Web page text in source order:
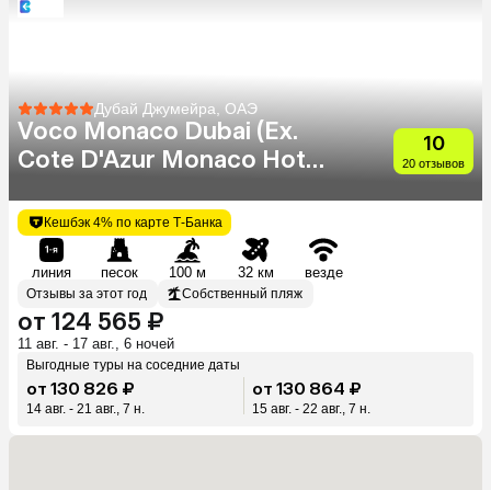
Дубай Джумейра, ОАЭ
Voco Monaco Dubai (Ex.
Cote D'Azur Monaco Hotel)
10
20 отзывов
Кешбэк 4% по карте Т-Банка
линия песок 100 м 32 км везде
Отзывы за этот год Собственный пляж
от 124 565 ₽
11 авг. - 17 авг., 6 ночей
Выгодные туры на соседние даты
от 130 826 ₽
14 авг. - 21 авг., 7 н.
от 130 864 ₽
15 авг. - 22 авг., 7 н.